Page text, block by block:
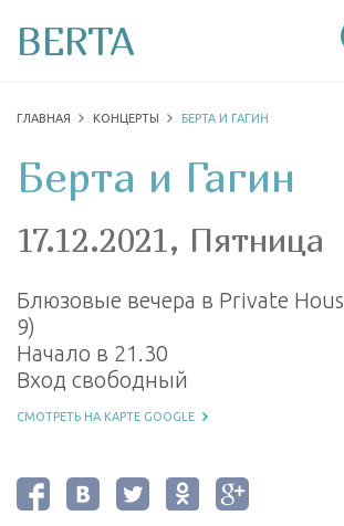
BERTA
ГЛАВНАЯ КОНЦЕРТЫ БЕРТА И ГАГИН
Берта и Гагин
17.12.2021, Пятница
Блюзовые вечера в Private
9)
Начало в 21.30
Вход свободный
СМОТРЕТЬ НА КАРТЕ GOOGLE